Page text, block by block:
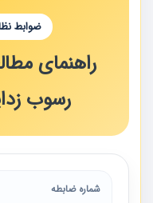
ضوابط
راهنمای
رسوب
شماره ضابطه